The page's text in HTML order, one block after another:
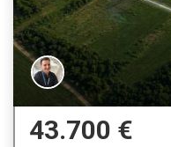
43.700 €